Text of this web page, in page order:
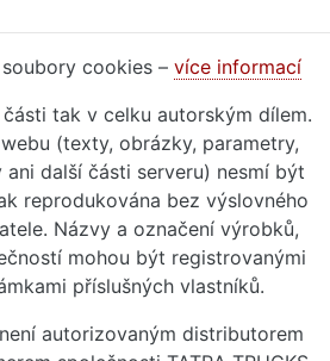
cookies – více informací
tak v celku autorským dílem.
(texty, obrázky, parametry,
další části serveru) nesmí být
reprodukována bez výslovného
Názvy a označení výrobků,
mohou být registrovanými
příslušných vlastníků.
není autorizovaným distributorem